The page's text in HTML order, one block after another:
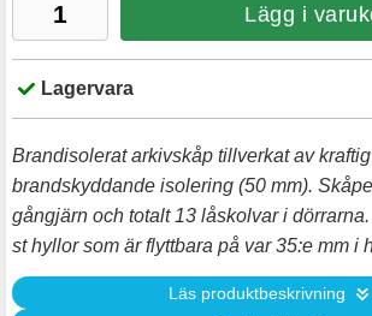
Lägg i
Lagervara
Brandisolerat arkivskåp tillverkat av
brandskyddande isolering (50 mm).
gångjärn och totalt 13 låskolvar i
st hyllor som är flyttbara på var 35:e mm i
Läs produktbeskrivning